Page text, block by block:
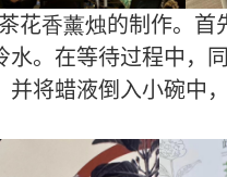
花香薰烛的制作。首
。在等待过程中，
将蜡液倒入小碗中